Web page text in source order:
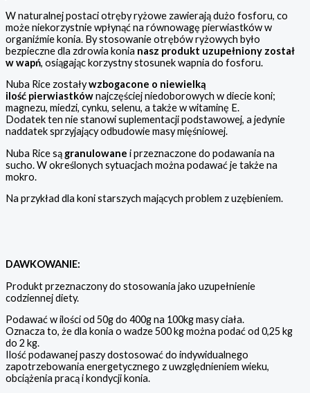
W naturalnej postaci otręby ryżowe zawierają dużo fosforu, co
może niekorzystnie wpłynąć na równowagę pierwiastków w
organiźmie konia. By stosowanie otrębów ryżowych było
bezpieczne dla zdrowia konia nasz produkt uzupełniony został
w wapń, osiągając korzystny stosunek wapnia do fosforu.
Nuba Rice zostaływzbogacone o niewielką
ilość pierwiastkównajczęściej niedoborowych w diecie koni;
magnezu, miedzi, cynku, selenu, a także w witaminę E.
Dodatek ten nie stanowi suplementacji podstawowej, a jedynie
naddatek sprzyjający odbudowie masy mięśniowej.
Nuba Rice są granulowane i przeznaczone do podawania na
sucho. W określonych sytuacjach można podawać je także na
mokro.
Na przykład dla koni starszych mających problem z uzębieniem.
DAWKOWANIE:
Produkt przeznaczony do stosowania jako uzupełnienie
codziennej diety.
Podawać w ilości od 50g do 400g na 100kg masy ciała.
Oznacza to, że dla konia o wadze 500 kg można podać od 0,25 kg
do 2 kg.
Ilość podawanej paszy dostosować do indywidualnego
zapotrzebowania energetycznego z uwzględnieniem wieku,
obciążenia pracą i kondycji konia.